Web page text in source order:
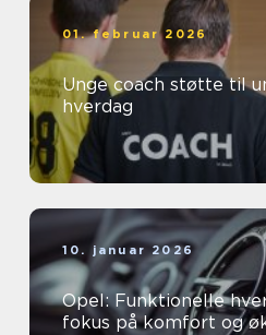
01. februar 2026
Unge coach støtte til unge i en presset
hverdag
10. januar 2026
Opel: Funktionelle
fokus på komfort og